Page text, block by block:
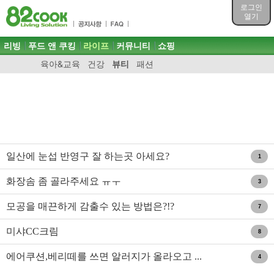
로그인
열기
목차
주메뉴 바로가기
컨텐츠 바로가기
검색 바로가기
로그인 바로가기
주메뉴
리빙 푸드 앤 쿠킹 라이프
육아&교육 건강 뷰티 패션
커뮤니티 쇼핑
일산에 눈섭 반영구 잘 하는곳 아세요? 1
화장솜 좀 골라주세요 ㅠㅜ 3
모공을 매끈하게 감출수 있는 방법은?!? 7
미샤CC크림 8
에어쿠션,베리떼를 쓰면 알러지가 올라오고 ... 4